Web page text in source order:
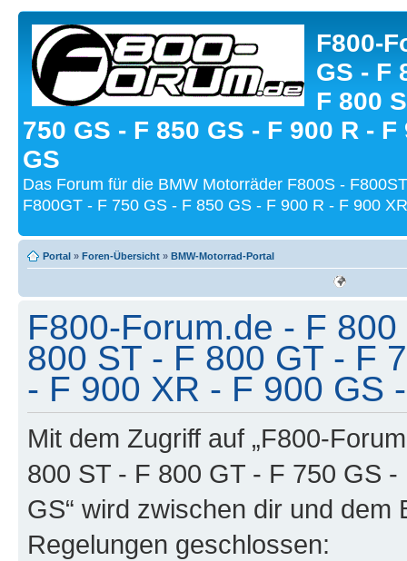
F800-
GS - F
F 800
750 GS - F 850 GS - F 900 R - F
GS
Das Forum für die BMW Motorräder F800S -
F800GT - F 750 GS - F 850 GS - F 900 R - F 900
Portal » Foren-Übersicht » BMW-Motorrad-Portal
F800-Forum.de - F
800 ST - F 800 GT - F
- F 900 XR - F 900 GS
Mit dem Zugriff auf „F800-
800 ST - F 800 GT - F 750 GS
GS“ wird zwischen dir und
Regelungen geschlossen: